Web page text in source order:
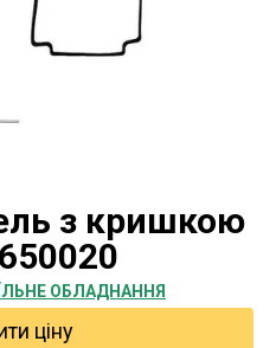
з кришкою
ОБЛАДНАННЯ
ціну